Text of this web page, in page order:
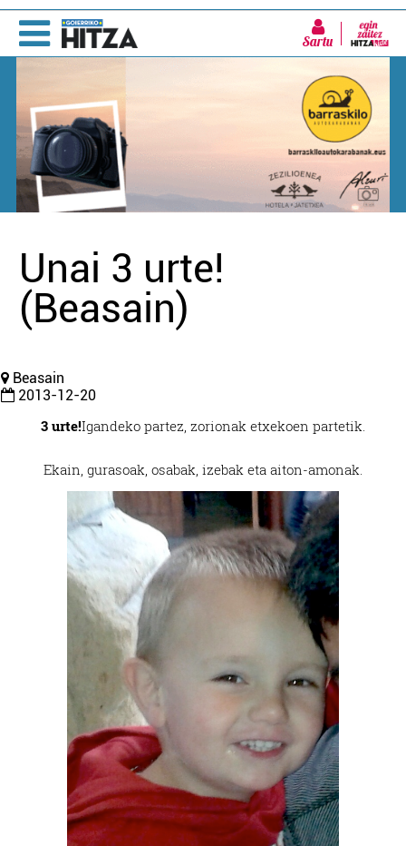
Sartu
Unai 3 urte!
(Beasain)
Beasain
2013-12-20
3 urte!Igandeko partez, zorionak etxekoen partetik.
Ekain, gurasoak, osabak, izebak eta aiton-amonak.